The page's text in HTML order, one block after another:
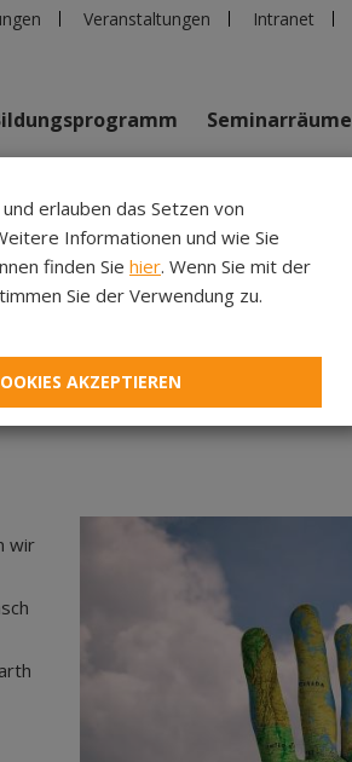
Veranstaltungen Intranet
Seminarräume
wir
erlauben das Setzen von
Informationen und wie Sie
finden Sie hier. Wenn Sie mit der
Sie der Verwendung zu.
AKZEPTIEREN